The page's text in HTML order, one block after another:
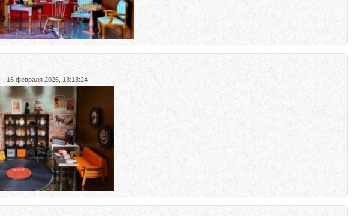
- 16 февраля 2026, 13:13:24